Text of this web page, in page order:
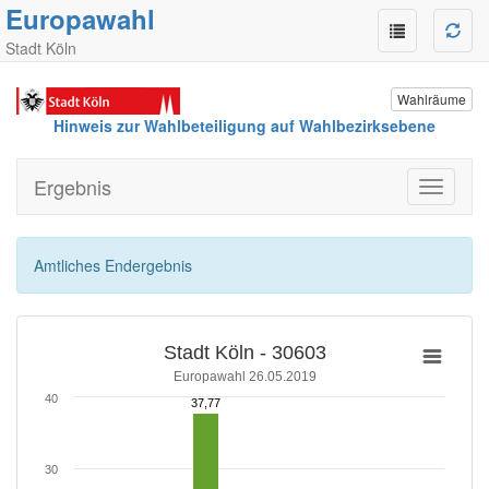
Europawahl
Stadt Köln
Wahlräume
Hinweis zur Wahlbeteiligung auf Wahlbezirksebene
Toggle
Ergebnis
Amtliches Endergebnis
Stadt Köln - 30603
Europawahl 26.05.2019
37,77
37,77
30
40